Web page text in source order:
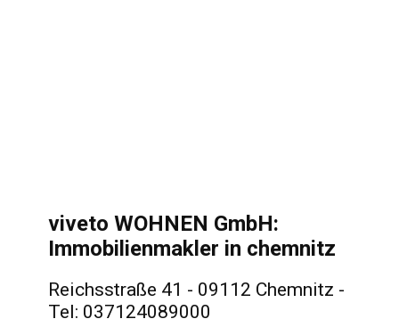
viveto WOHNEN GmbH:
Immobilienmakler in chemnitz
Reichsstraße 41 - 09112 Chemnitz -
Tel: 037124089000